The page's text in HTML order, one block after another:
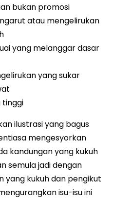
bukan promosi
atau mengelirukan
yang melanggar dasar
yang sukar
tinggi
ilustrasi yang bagus
mengesyorkan
kandungan yang kukuh
semula jadi dengan
yang kukuh dan pengikut
isu-isu ini